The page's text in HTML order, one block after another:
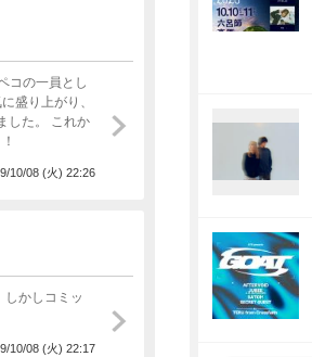
盛り上がり、
これか
10/08 (火) 22:26
10/08 (火) 22:17